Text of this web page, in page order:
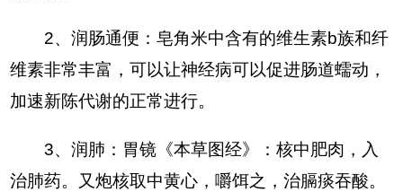
2、润肠通便：皂角米中含有的维生素b族和纤
维素非常丰富，可以让神经病可以促进肠道蠕动，
加速新陈代谢的正常进行。
3、润肺：胃镜《本草图经》：核中肥肉，入
治肺药。又炮核取中黄心，嚼饵之，治膈痰吞酸。